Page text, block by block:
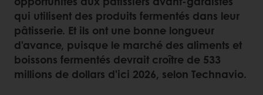
qui utilisent des produits fermentés dans leur
pâtisserie. Et ils ont une bonne longueur
d'avance, puisque le marché des aliments et
boissons fermentés devrait croître de 533
millions de dollars d'ici 2026, selon Technavio.